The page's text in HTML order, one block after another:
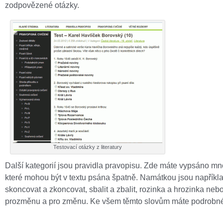
zodpovězené otázky.
Testovací otázky z literatury
Další kategorií jsou pravidla pravopisu. Zde máte vypsáno
které mohou být v textu psána špatně. Namátkou jsou
skoncovat a zkoncovat, sbalit a zbalit, rozinka a hrozinka
prozměnu a pro změnu. Ke všem těmto slovům máte